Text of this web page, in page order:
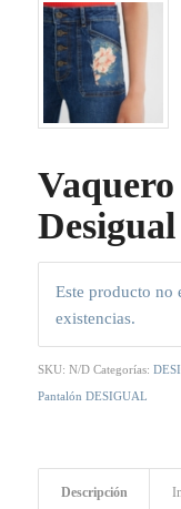
Desigual
Este producto no
existencias.
SKU: N/D Categorías:
Pantalón DESIGUAL
Descripción